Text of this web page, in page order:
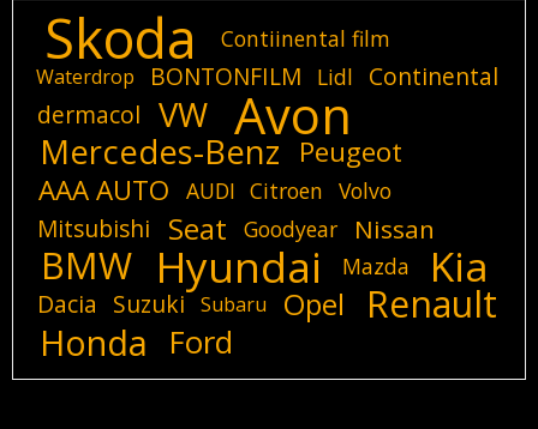
Skoda Contiinental film
Waterdrop BONTONFILM Lidl
Continental
dermacol
VW Avon
Mercedes-Benz
Peugeot
AAA AUTO
AUDI Citroen Volvo
Mitsubishi Seat Goodyear Nissan
BMW Hyundai Mazda Kia
Dacia Suzuki Subaru Opel Renault
Honda Ford